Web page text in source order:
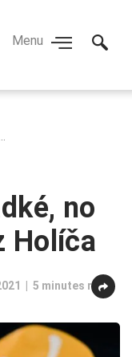
no
Holíča
5 minutes read